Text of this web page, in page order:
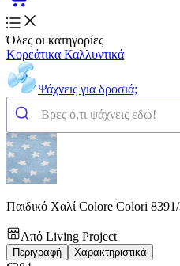
Όλες οι κατηγορίες
Κορεάτικα Καλλυντικά
Ψάχνεις για δροσιά;
Παιδικό Χαλί Colore Colori
Από Living Project
Περιγραφή Χαρακτηριστικά